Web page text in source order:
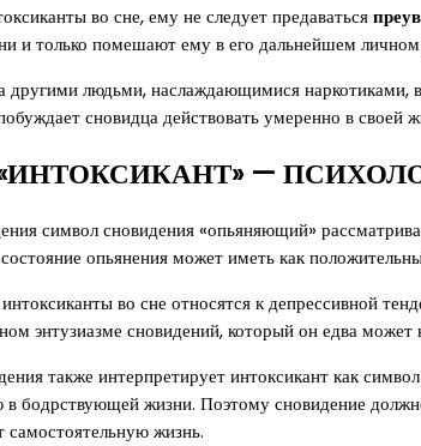
во сне, ему не следует предаваться
и только помешают ему в его дальнейшем личном
другими людьми, наслаждающимися
сновидца действовать умеренно в
—
символ сновидения «опьяняющий»
опьянения может иметь как
во сне относятся к депрессивной
энтузиазме сновидений, который он едва
также интерпретирует интоксикант как
в бодрствующей жизни. Поэтому сновидение
самостоятельную жизнь.